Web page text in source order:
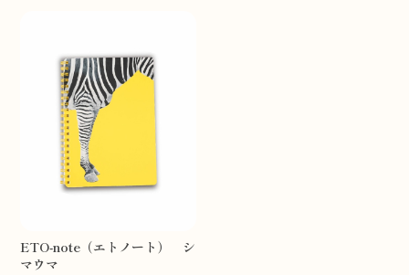
ETO-note（エトノート） シ
マウマ